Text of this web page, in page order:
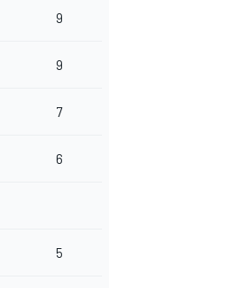
9
9
7
6
5